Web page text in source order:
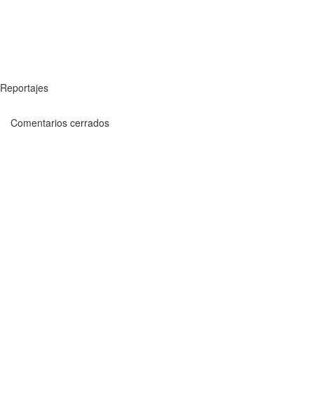
Reportajes
Comentarios cerrados